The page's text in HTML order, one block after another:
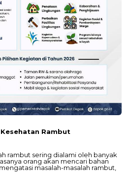
Rambut
rambut sering dialami oleh banyak
orang akan mencari bahan
masalah-masalah rambut,